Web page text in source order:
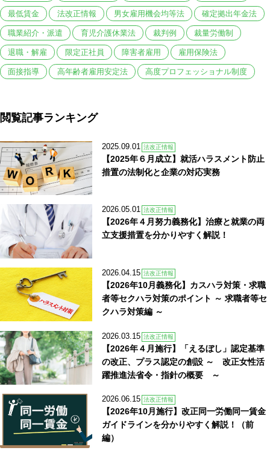
最低賃金 法改正情報 男女雇用機会均等法 確定拠出年金法
職業紹介・派遣 育児介護休業法 裁判例 裁量労働制
退職・解雇 限定正社員 障害者雇用 雇用保険法
面接指導 高年齢者雇用安定法 高度プロフェッショナル制度
閲覧記事ランキング
2025.09.01 法改正情報
【2025年６月成立】就活ハラスメント防止
措置の法制化と企業の対応実務
2026.05.01 法改正情報
【2026年４月努力義務化】治療と就業の両
立支援措置を分かりやすく解説！
2026.04.15 法改正情報
【2026年10月義務化】カスハラ対策・求職
者等セクハラ対策のポイント ～ 求職者等セ
クハラ対策編 ～
2026.03.15 法改正情報
【2026年４月施行】「えるぼし」認定基準
の改正、プラス認定の創設 ～ 改正女性活
躍推進法省令・指針の概要 ～
2026.06.15 法改正情報
【2026年10月施行】改正同一労働同一賃金
ガイドラインを分かりやすく解説！（前
編）